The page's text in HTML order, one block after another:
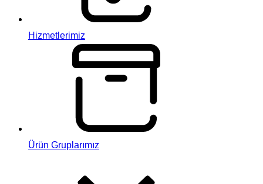
Hizmetlerimiz
Ürün Gruplarımız